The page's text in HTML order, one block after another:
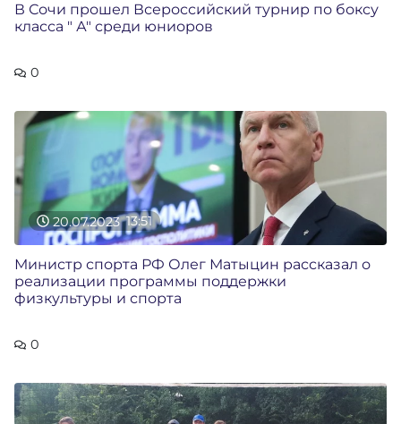
В Сочи прошел Всероссийский турнир по боксу
класса " А" среди юниоров
0
20.07.2023 13:51
Министр спорта РФ Олег Матыцин рассказал о
реализации программы поддержки
физкультуры и спорта
0